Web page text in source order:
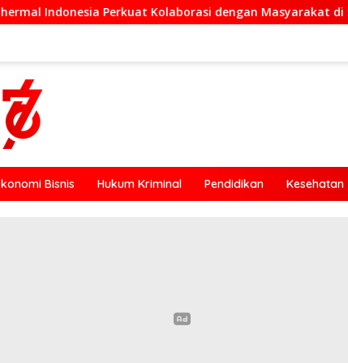
Kolaborasi dengan Masyarakat di Semester 1 2026
Bisnis Hukum Kriminal Pendidikan Kesehatan